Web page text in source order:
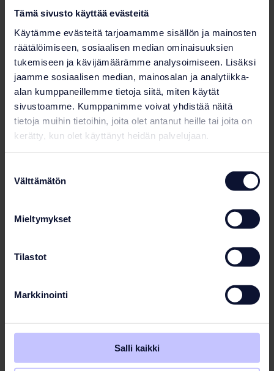
Tämä sivusto käyttää evästeitä
Käytämme evästeitä tarjoamamme sisällön ja mainosten
räätälöimiseen, sosiaalisen median ominaisuuksien
tukemiseen ja kävijämäärämme analysoimiseen. Lisäksi
jaamme sosiaalisen median, mainosalan ja analytiikka-
alan kumppaneillemme tietoja siitä, miten käytät
sivustoamme. Kumppanimme voivat yhdistää näitä
tietoja muihin tietoihin, joita olet antanut heille tai joita on
kerätty, kun olet käyttänyt heidän palvelujaan.
valinta
Välttämätön
Mieltymykset
Tilastot
Markkinointi
Salli kaikki
Kylmäallas
Lisätietoja tuotteesta